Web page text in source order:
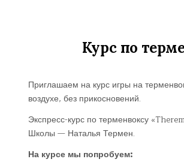
Курс по
Приглашаем на курс игры на
воздухе, без прикосновений.
Экспресс-курс по терменвоксу
Школы — Наталья Термен.
На курсе мы попробуем: